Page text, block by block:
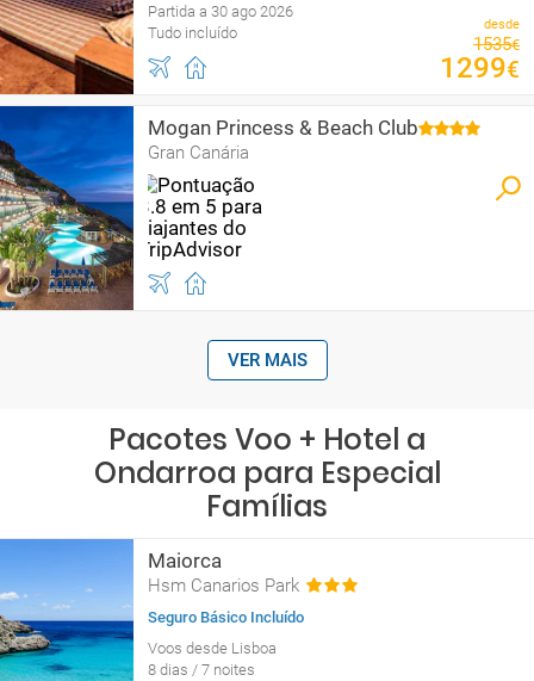
Partida a 30 ago 2026
Tudo incluído
desde
1535€
1299€
Mogan Princess & Beach Club
Gran Canária
VER MAIS
Pacotes Voo + Hotel a
Ondarroa para Especial
Famílias
Maiorca
Hsm Canarios Park
Seguro Básico Incluído
Voos desde Lisboa
8 dias / 7 noites